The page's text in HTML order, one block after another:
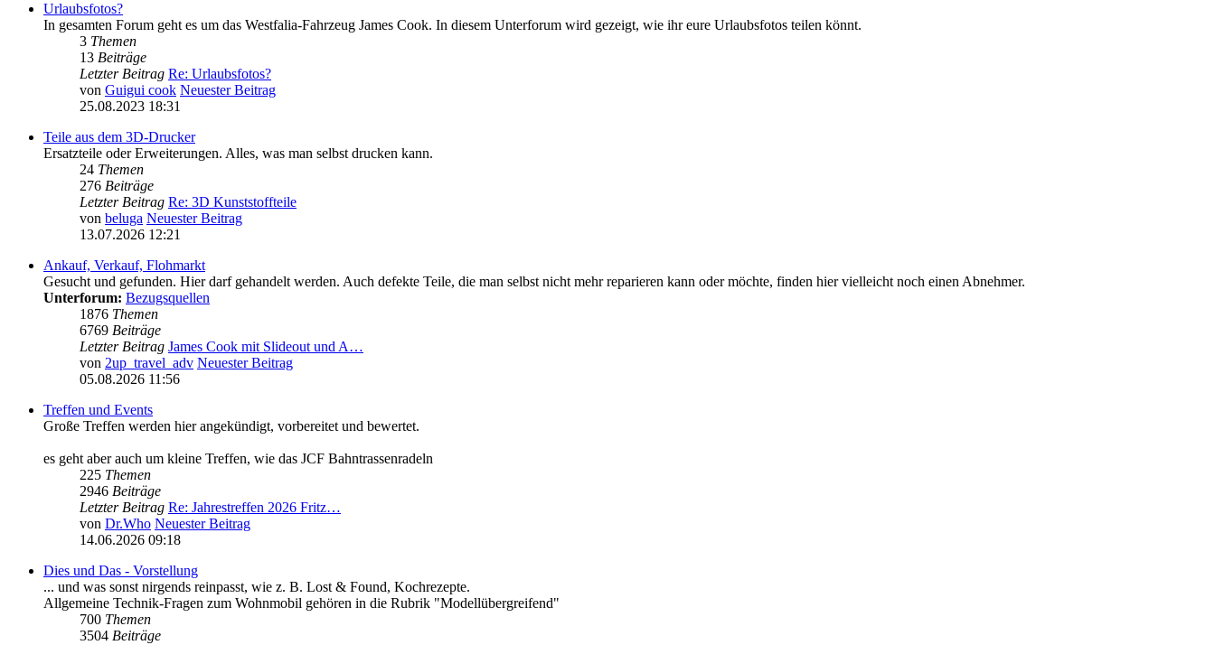
Urlaubsfotos?
In gesamten Forum geht es um das Westfalia-Fahrzeug James Cook. In diesem Unterforum wird gezeigt, wie ihr eure Urlaubsfotos teilen könnt.
3 Themen
13 Beiträge
Letzter Beitrag Re: Urlaubsfotos?
von Guigui cook Neuester Beitrag
25.08.2023 18:31
Teile aus dem 3D-Drucker
Ersatzteile oder Erweiterungen. Alles, was man selbst drucken kann.
24 Themen
276 Beiträge
Letzter Beitrag Re: 3D Kunststoffteile
von beluga Neuester Beitrag
13.07.2026 12:21
Ankauf, Verkauf, Flohmarkt
Gesucht und gefunden. Hier darf gehandelt werden. Auch defekte Teile, die man selbst nicht mehr reparieren kann oder möchte, finden hier vielleicht noch einen Abnehmer.
Unterforum: Bezugsquellen
1876 Themen
6769 Beiträge
Letzter Beitrag James Cook mit Slideout und A…
von 2up_travel_adv Neuester Beitrag
05.08.2026 11:56
Treffen und Events
Große Treffen werden hier angekündigt, vorbereitet und bewertet.
es geht aber auch um kleine Treffen, wie das JCF Bahntrassenradeln
225 Themen
2946 Beiträge
Letzter Beitrag Re: Jahrestreffen 2026 Fritz…
von Dr.Who Neuester Beitrag
14.06.2026 09:18
Dies und Das - Vorstellung
... und was sonst nirgends reinpasst, wie z. B. Lost & Found, Kochrezepte.
Allgemeine Technik-Fragen zum Wohnmobil gehören in die Rubrik "Modellübergreifend"
700 Themen
3504 Beiträge